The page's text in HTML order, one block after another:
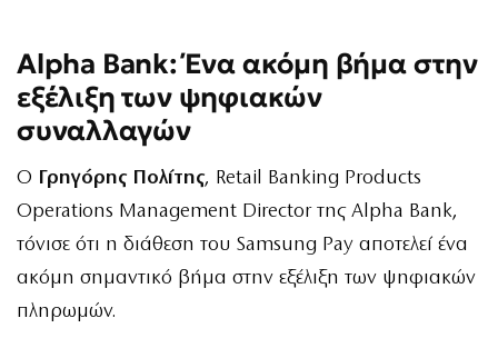
Alpha Bank: Ένα ακόμη βήμα στην
εξέλιξη των ψηφιακών
συναλλαγών
Ο Γρηγόρης Πολίτης, Retail Banking Products
Operations Management Director της Alpha Bank,
τόνισε ότι η διάθεση του Samsung Pay αποτελεί ένα
ακόμη σημαντικό βήμα στην εξέλιξη των ψηφιακών
πληρωμών.